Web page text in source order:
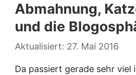
Abmahnung,
und die
27. Mai 2016
Da passiert gerade sehr viel